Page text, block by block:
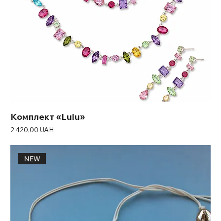
Комплект «Lulu»
Ціна
2 420,00 UAH
NEW